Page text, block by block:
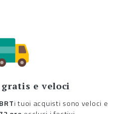
gratis e veloci
BRTi tuoi acquisti sono veloci e